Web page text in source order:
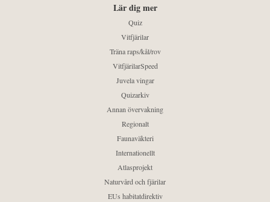
Lär dig mer
Quiz
Vitfjärilar
Träna raps/kål/rov
VitfjärilarSpeed
Juvela vingar
Quizarkiv
Annan övervakning
Regionalt
Faunaväkteri
Internationellt
Atlasprojekt
Naturvård och fjärilar
EUs habitatdirektiv